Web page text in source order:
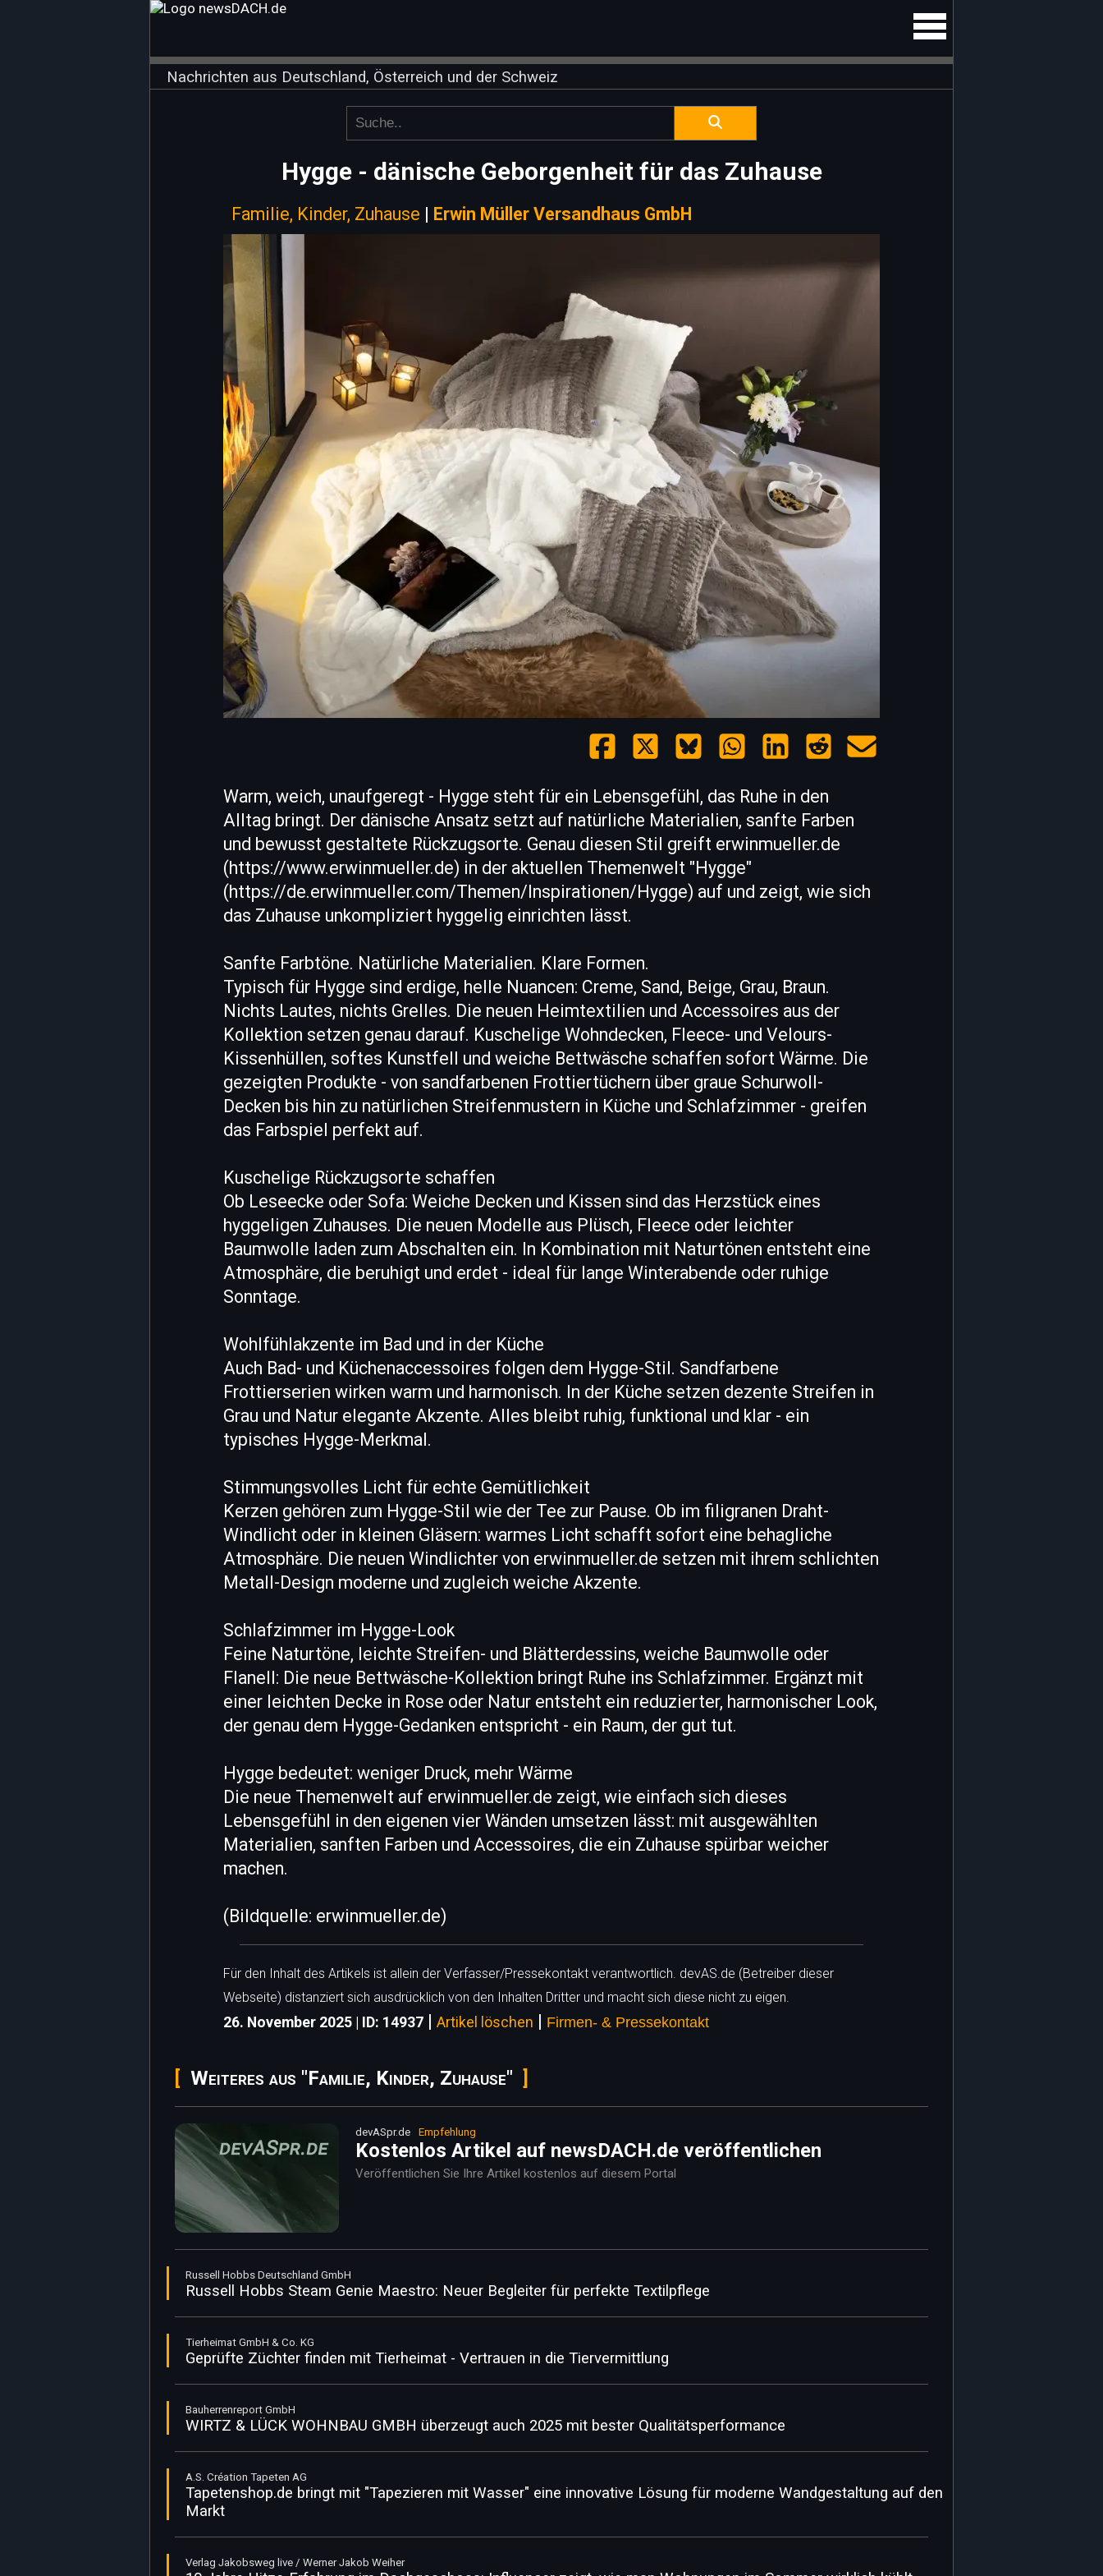
Nachrichten aus Deutschland, Österreich und der Schweiz
Hygge - dänische Geborgenheit für das Zuhause
Familie, Kinder, Zuhause | Erwin Müller Versandhaus GmbH
Warm, weich, unaufgeregt - Hygge steht für ein Lebensgefühl, das Ruhe in den
Alltag bringt. Der dänische Ansatz setzt auf natürliche Materialien, sanfte Farben
und bewusst gestaltete Rückzugsorte. Genau diesen Stil greift erwinmueller.de
(https://www.erwinmueller.de) in der aktuellen Themenwelt "Hygge"
(https://de.erwinmueller.com/Themen/Inspirationen/Hygge) auf und zeigt, wie sich
das Zuhause unkompliziert hyggelig einrichten lässt.
Sanfte Farbtöne. Natürliche Materialien. Klare Formen.
Typisch für Hygge sind erdige, helle Nuancen: Creme, Sand, Beige, Grau, Braun.
Nichts Lautes, nichts Grelles. Die neuen Heimtextilien und Accessoires aus der
Kollektion setzen genau darauf. Kuschelige Wohndecken, Fleece- und Velours-
Kissenhüllen, softes Kunstfell und weiche Bettwäsche schaffen sofort Wärme. Die
gezeigten Produkte - von sandfarbenen Frottiertüchern über graue Schurwoll-
Decken bis hin zu natürlichen Streifenmustern in Küche und Schlafzimmer - greifen
das Farbspiel perfekt auf.
Kuschelige Rückzugsorte schaffen
Ob Leseecke oder Sofa: Weiche Decken und Kissen sind das Herzstück eines
hyggeligen Zuhauses. Die neuen Modelle aus Plüsch, Fleece oder leichter
Baumwolle laden zum Abschalten ein. In Kombination mit Naturtönen entsteht eine
Atmosphäre, die beruhigt und erdet - ideal für lange Winterabende oder ruhige
Sonntage.
Wohlfühlakzente im Bad und in der Küche
Auch Bad- und Küchenaccessoires folgen dem Hygge-Stil. Sandfarbene
Frottierserien wirken warm und harmonisch. In der Küche setzen dezente Streifen in
Grau und Natur elegante Akzente. Alles bleibt ruhig, funktional und klar - ein
typisches Hygge-Merkmal.
Stimmungsvolles Licht für echte Gemütlichkeit
Kerzen gehören zum Hygge-Stil wie der Tee zur Pause. Ob im filigranen Draht-
Windlicht oder in kleinen Gläsern: warmes Licht schafft sofort eine behagliche
Atmosphäre. Die neuen Windlichter von erwinmueller.de setzen mit ihrem schlichten
Metall-Design moderne und zugleich weiche Akzente.
Schlafzimmer im Hygge-Look
Feine Naturtöne, leichte Streifen- und Blätterdessins, weiche Baumwolle oder
Flanell: Die neue Bettwäsche-Kollektion bringt Ruhe ins Schlafzimmer. Ergänzt mit
einer leichten Decke in Rose oder Natur entsteht ein reduzierter, harmonischer Look,
der genau dem Hygge-Gedanken entspricht - ein Raum, der gut tut.
Hygge bedeutet: weniger Druck, mehr Wärme
Die neue Themenwelt auf erwinmueller.de zeigt, wie einfach sich dieses
Lebensgefühl in den eigenen vier Wänden umsetzen lässt: mit ausgewählten
Materialien, sanften Farben und Accessoires, die ein Zuhause spürbar weicher
machen.
(Bildquelle: erwinmueller.de)
Für den Inhalt des Artikels ist allein der Verfasser/Pressekontakt verantwortlich. devAS.de (Betreiber dieser
Webseite) distanziert sich ausdrücklich von den Inhalten Dritter und macht sich diese nicht zu eigen.
26. November 2025 | ID: 14937 | Artikel löschen | Firmen- & Pressekontakt
Weiteres aus "Familie, Kinder, Zuhause"
devASpr.de Empfehlung
Kostenlos Artikel auf newsDACH.de veröffentlichen
Veröffentlichen Sie Ihre Artikel kostenlos auf diesem Portal
Russell Hobbs Deutschland GmbH
Russell Hobbs Steam Genie Maestro: Neuer Begleiter für perfekte Textilpflege
Tierheimat GmbH & Co. KG
Geprüfte Züchter finden mit Tierheimat - Vertrauen in die Tiervermittlung
Bauherrenreport GmbH
WIRTZ & LÜCK WOHNBAU GMBH überzeugt auch 2025 mit bester Qualitätsperformance
A.S. Création Tapeten AG
Tapetenshop.de bringt mit "Tapezieren mit Wasser" eine innovative Lösung für moderne Wandgestaltung auf den
Markt
Verlag Jakobsweg live / Werner Jakob Weiher